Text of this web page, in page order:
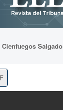
Cienfuegos Salgado